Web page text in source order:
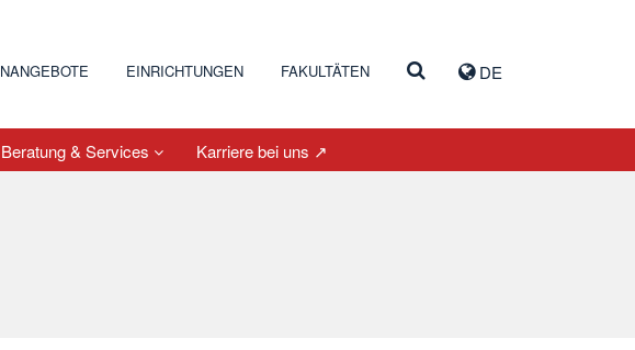
DE
EINRICHTUNGEN FAKULTÄTEN
Beratung & Services Karriere bei uns ↗